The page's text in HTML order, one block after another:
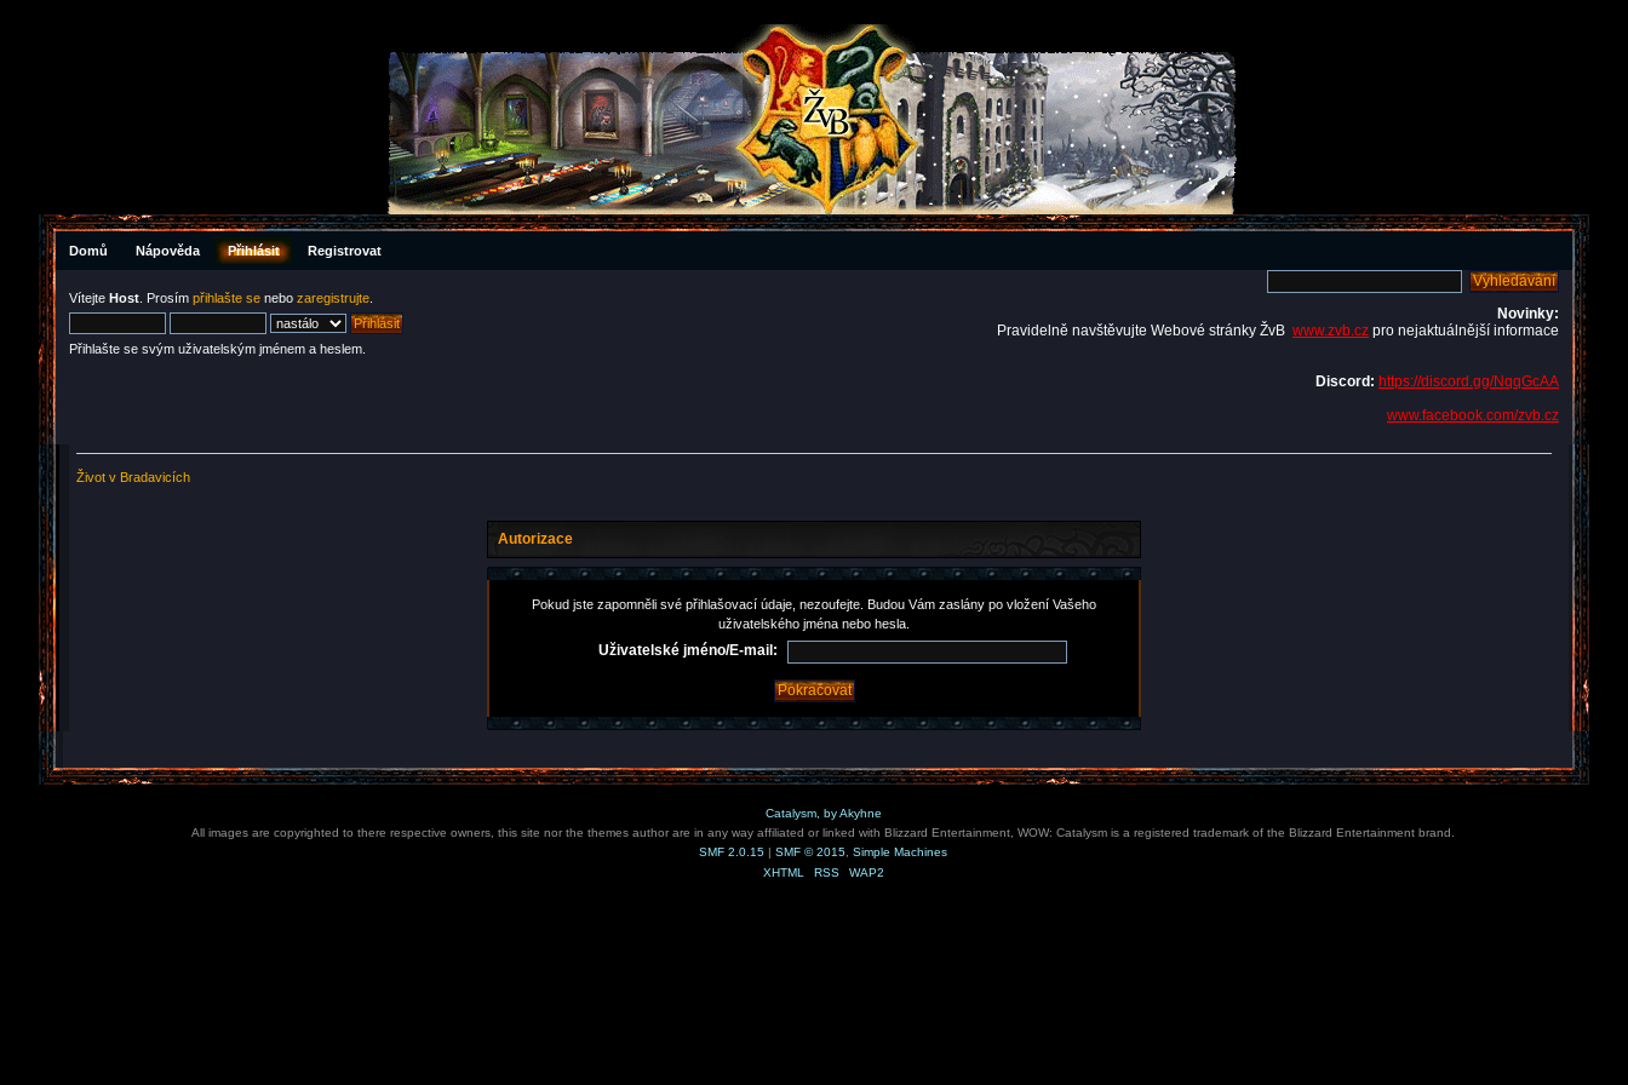
Domů Nápověda Přihlásit Registrovat
Vítejte Host . Prosím přihlašte se nebo zaregistrujte
Přihlašte se svým uživatelským jménem a heslem.
Novinky:
Pravidelně navštěvujte Webové stránky ŽvB www.zvb.cz pro nejaktuálnější informace
Discord: https://discord.gg/NqqGcAA
www.facebook.com/zvb.cz
Život v Bradavicích
Autorizace
Pokud jste zapomněli své přihlašovací údaje, nezoufejte. Budou Vám zaslány po vložení Vašeho
uživatelského jména nebo hesla.
Uživatelské jméno/E-mail:
Catalysm, by Akyhne
All images are copyrighted to there respective owners, this site nor the themes author are in any way affiliated or linked with Blizzard Entertainment, WOW: Catalysm is a registered trademark of the Blizzard Entertainment brand.
SMF 2.0.15 | SMF © 2015 Simple Machines
XHTML
RSS WAP2